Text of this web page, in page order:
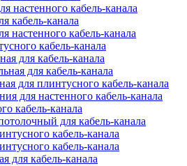
настенного кабель-канала
кабель-канала
настенного кабель-канала
кабель-канала
для кабель-канала
для кабель-канала
для плинтусного кабель-канала
для настенного кабель-канала
кабель-канала
для кабель-канала
кабель-канала
кабель-канала
для кабель-канала